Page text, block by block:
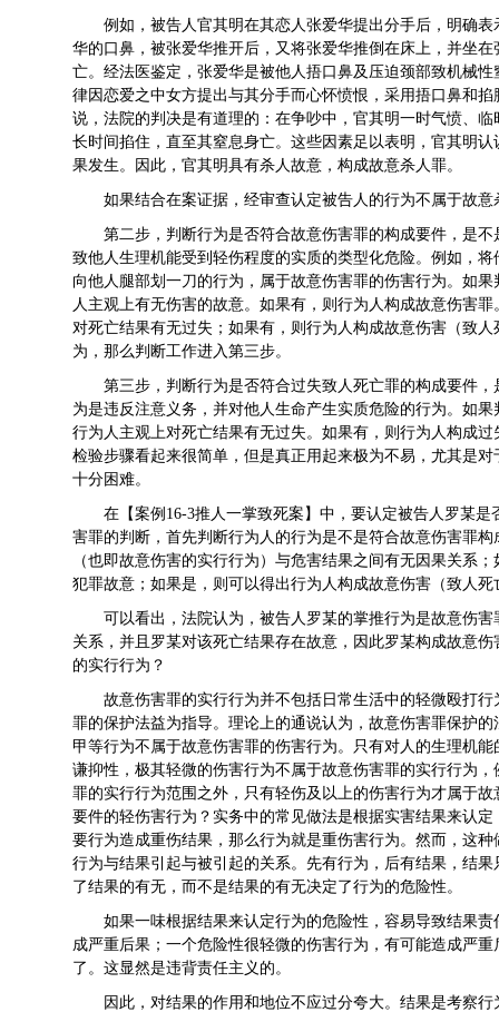
例如，被告人官其明在其恋人张爱华提出分手后，明确
华的口鼻，被张爱华推开后，又将张爱华推倒在床上，并坐
亡。经法医鉴定，张爱华是被他人捂口鼻及压迫颈部致机械
律因恋爱之中女方提出与其分手而心怀愤恨，采用捂口鼻和
说，法院的判决是有道理的：在争吵中，官其明一时气愤、
长时间掐住，直至其窒息身亡。这些因素足以表明，官其明
果发生。因此，官其明具有杀人故意，构成故意杀人罪。
如果结合在案证据，经审查认定被告人的行为不属于故
第二步，判断行为是否符合故意伤害罪的构成要件，是
致他人生理机能受到轻伤程度的实质的类型化危险。例如，
向他人腿部划一刀的行为，属于故意伤害罪的伤害行为。如
人主观上有无伤害的故意。如果有，则行为人构成故意伤害
对死亡结果有无过失；如果有，则行为人构成故意伤害（致
为，那么判断工作进入第三步。
第三步，判断行为是否符合过失致人死亡罪的构成要件
为是违反注意义务，并对他人生命产生实质危险的行为。如
行为人主观上对死亡结果有无过失。如果有，则行为人构成
检验步骤看起来很简单，但是真正用起来极为不易，尤其是
十分困难。
在【案例16-3推人一掌致死案】中，要认定被告人罗某
害罪的判断，首先判断行为人的行为是不是符合故意伤害罪
（也即故意伤害的实行行为）与危害结果之间有无因果关系
犯罪故意；如果是，则可以得出行为人构成故意伤害（致人死
可以看出，法院认为，被告人罗某的掌推行为是故意伤
关系，并且罗某对该死亡结果存在故意，因此罗某构成故意
的实行行为？
故意伤害罪的实行行为并不包括日常生活中的轻微殴打
罪的保护法益为指导。理论上的通说认为，故意伤害罪保护
甲等行为不属于故意伤害罪的伤害行为。只有对人的生理机
谦抑性，极其轻微的伤害行为不属于故意伤害罪的实行行为
罪的实行行为范围之外，只有轻伤及以上的伤害行为才属于
要件的轻伤害行为？实务中的常见做法是根据实害结果来认
要行为造成重伤结果，那么行为就是重伤害行为。然而，这
行为与结果引起与被引起的关系。先有行为，后有结果，结
了结果的有无，而不是结果的有无决定了行为的危险性。
如果一味根据结果来认定行为的危险性，容易导致结果
成严重后果；一个危险性很轻微的伤害行为，有可能造成严
了。这显然是违背责任主义的。
因此，对结果的作用和地位不应过分夸大。结果是考察